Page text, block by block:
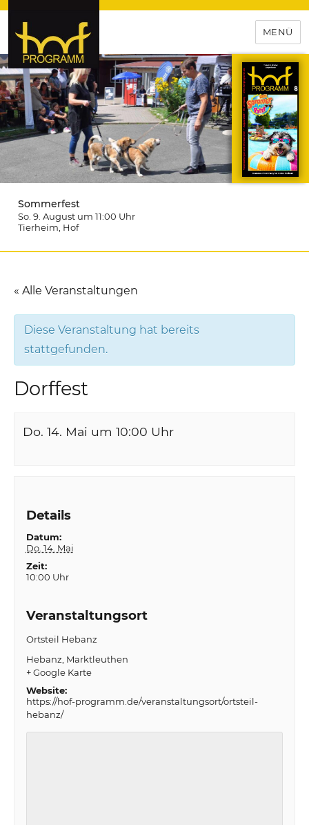
hof-programm – das
Veranstaltungsportal für
Hochfranken
MENÜ
Sommerfest
So. 9. August um 11:00 Uhr
Tierheim , Hof
« Alle Veranstaltungen
Diese Veranstaltung hat bereits
stattgefunden.
Dorffest
Do. 14. Mai um 10:00 Uhr
Details
Datum:
Do. 14. Mai
Zeit:
10:00 Uhr
Veranstaltungsort
Ortsteil Hebanz
Hebanz Marktleuthen
+ Google Karte
Website:
https://hof-programm.de/veranstaltungsort/ortsteil-
hebanz/